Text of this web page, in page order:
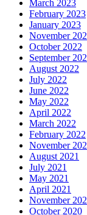
March 2023
February 2023
January 2023
November
October 2022
September
August 2022
July 2022
June 2022
May 2022
April 2022
March 2022
February 2022
November
August 2021
July 2021
May 2021
April 2021
November
October 2020